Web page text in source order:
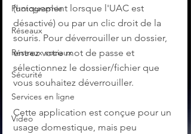
Photographie
Réseaux
Réseaux sociaux
Sécurité
Services en ligne
Video
(uniquement lorsque l'UAC est
désactivé) ou par un clic droit de la
souris. Pour déverrouiller un dossier,
entrez votre mot de passe et
sélectionnez le dossier/fichier que
vous souhaitez déverrouiller.
Cette application est conçue pour un
usage domestique, mais peu